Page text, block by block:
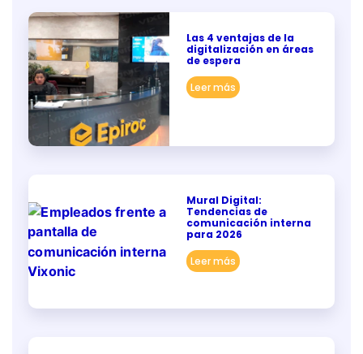
Las 4 ventajas de la
digitalización en áreas
de espera
Leer más
Mural Digital:
Tendencias de
comunicación interna
para 2026
Leer más